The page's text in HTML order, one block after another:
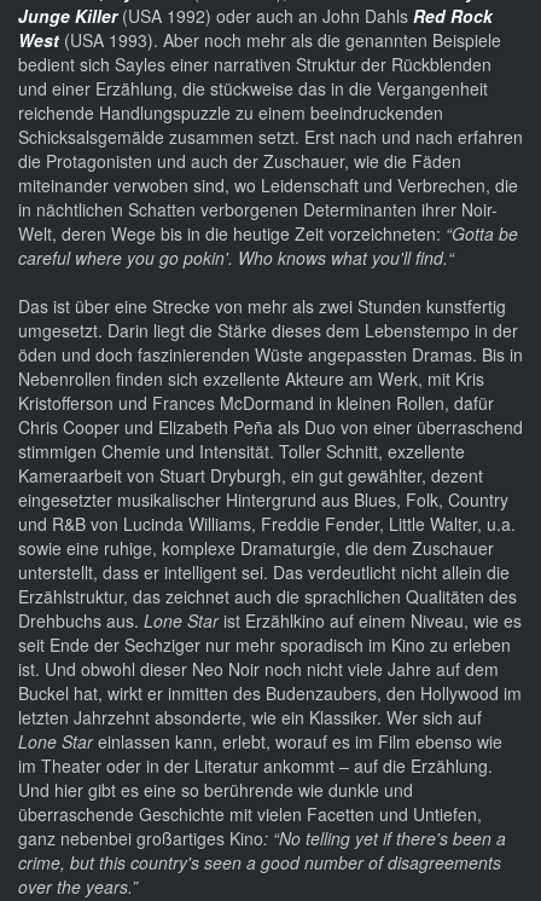
Junge Killer(USA 1992) oder auch an John Dahls Red Rock
West (USA 1993). Aber noch mehr als die genannten Beispiele
bedient sich Sayles einer narrativen Struktur der Rückblenden
und einer Erzählung, die stückweise das in die Vergangenheit
reichende Handlungspuzzle zu einem beeindruckenden
Schicksalsgemälde zusammen setzt. Erst nach und nach erfahren
die Protagonisten und auch der Zuschauer, wie die Fäden
miteinander verwoben sind, wo Leidenschaft und Verbrechen, die
in nächtlichen Schatten verborgenen Determinanten ihrer Noir-
Welt, deren Wege bis in die heutige Zeit vorzeichneten: “Gotta be
careful where you go pokin'. Who knows what you'll find.“
Das ist über eine Strecke von mehr als zwei Stunden kunstfertig
umgesetzt. Darin liegt die Stärke dieses dem Lebenstempo in der
öden und doch faszinierenden Wüste angepassten Dramas. Bis in
Nebenrollen finden sich exzellente Akteure am Werk, mit Kris
Kristofferson und Frances McDormand in kleinen Rollen, dafür
Chris Cooper und Elizabeth Peña als Duo von einer überraschend
stimmigen Chemie und Intensität. Toller Schnitt, exzellente
Kameraarbeit von Stuart Dryburgh, ein gut gewählter, dezent
eingesetzter musikalischer Hintergrund aus Blues, Folk, Country
und R&B von Lucinda Williams, Freddie Fender, Little Walter, u.a.
sowie eine ruhige, komplexe Dramaturgie, die dem Zuschauer
unterstellt, dass er intelligent sei. Das verdeutlicht nicht allein die
Erzählstruktur, das zeichnet auch die sprachlichen Qualitäten des
Drehbuchs aus. Lone Starist Erzählkino auf einem Niveau, wie es
seit Ende der Sechziger nur mehr sporadisch im Kino zu erleben
ist. Und obwohl dieser Neo Noir noch nicht viele Jahre auf dem
Buckel hat, wirkt er inmitten des Budenzaubers, den Hollywood im
letzten Jahrzehnt absonderte, wie ein Klassiker. Wer sich auf
Lone Stareinlassen kann, erlebt, worauf es im Film ebenso wie
im Theater oder in der Literatur ankommt – auf die Erzählung.
Und hier gibt es eine so berührende wie dunkle und
überraschende Geschichte mit vielen Facetten und Untiefen,
ganz nebenbei großartiges Kino: “No telling yet if there's been a
crime, but this country's seen a good number of disagreements
over the years.”